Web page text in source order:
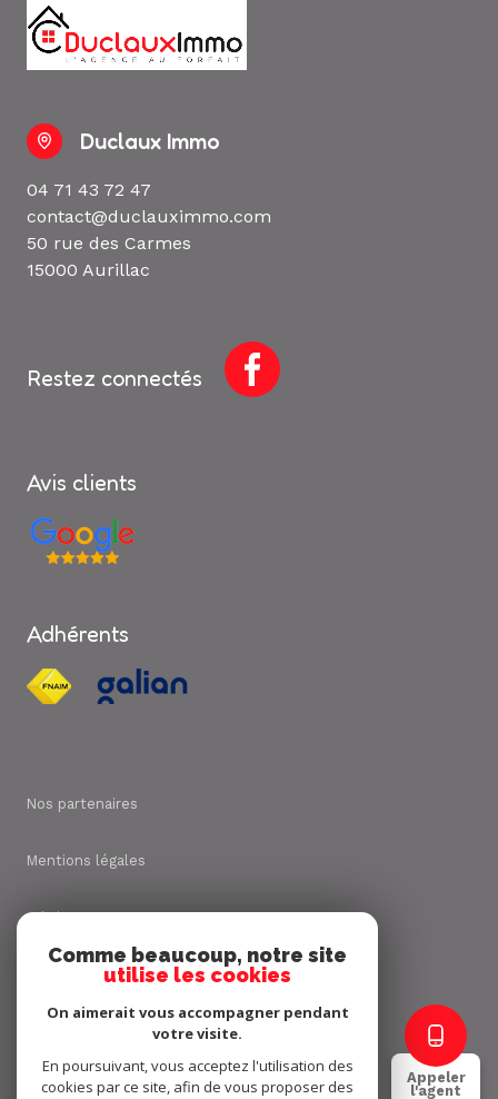
Appeler
l'agent
Duclaux Immo
04 71 43 72 47
contact@duclauximmo.com
50 rue des Carmes
15000 Aurillac
Restez connectés
Avis clients
Adhérents
Nos partenaires
Mentions légales
Admin
Nos honoraires
Cookies
Comme beaucoup, notre site
utilise les cookies
On aimerait vous accompagner pendant
votre visite.
En poursuivant, vous acceptez l'utilisation des
cookies par ce site, afin de vous proposer des